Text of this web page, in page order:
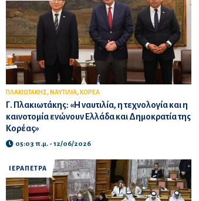
ΠΛΑΚΙΩΤΑΚΗΣ, ΝΑΥΤΙΛΙΑ, ΚΟΡΕΑ
Γ. Πλακιωτάκης: «Η ναυτιλία, η τεχνολογία και η
καινοτομία ενώνουν Ελλάδα και Δημοκρατία της
Κορέας»
05:03 π.μ. - 12/06/2026
ΙΕΡΑΠΕΤΡΑ